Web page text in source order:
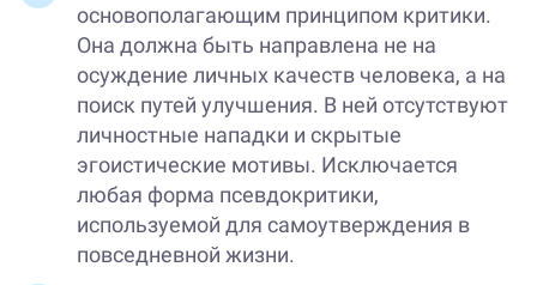
основополагающим принципом критики.
Она должна быть направлена не на
осуждение личных качеств человека, а на
поиск путей улучшения. В ней отсутствуют
личностные нападки и скрытые
эгоистические мотивы. Исключается
любая форма псевдокритики,
используемой для самоутверждения в
повседневной жизни.